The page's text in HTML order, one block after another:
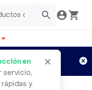
en
servicio,
y
Aplican TyC